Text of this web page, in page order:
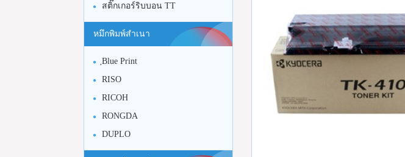
สติ๊กเกอร์ริบบอน TT
หมึกพิมพ์สำเนา
ฺBlue Print
RISO
RICOH
RONGDA
DUPLO